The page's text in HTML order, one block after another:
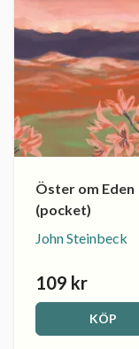
Öster om Eden
(pocket)
John Steinbeck
109 kr
KÖP